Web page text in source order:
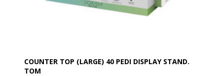
COUNTER TOP (LARGE) 40 PEDI DISPLAY STAND.
TOM